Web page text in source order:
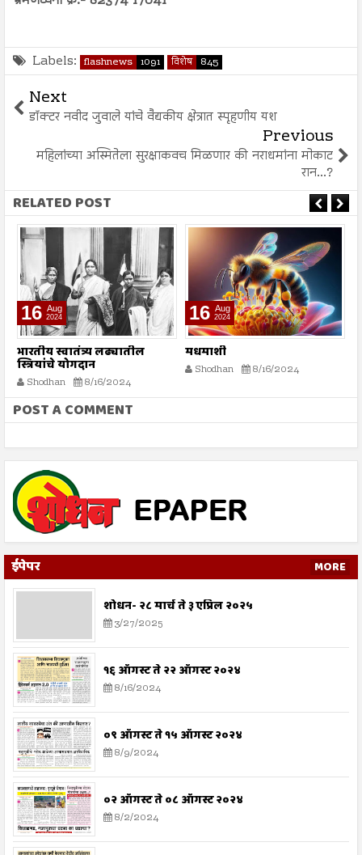
Labels: flashnews 1091 विशेष 845
Next
डॉक्टर नवीद जुवाले यांचे वैद्यकीय क्षेत्रात स्पृहणीय यश
Previous
महिलांच्या अस्मितेला सुरक्षाकवच मिळणार की नराधमांना मोकाट
रान...?
RELATED POST
16 Aug
2024
भारतीय स्वातंत्र्य लढ्यातील
स्त्रियांचे योगदान
Shodhan 8/16/2024
16 Aug
2024
मधमाशी
Shodhan 8/16/2024
POST A COMMENT
ईपेपर MORE
शोधन- २८ मार्च ते ३ एप्रिल २०२५
3/27/2025
१६ ऑगस्ट ते २२ ऑगस्ट २०२४
8/16/2024
०९ ऑगस्ट ते १५ ऑगस्ट २०२४
8/9/2024
०२ ऑगस्ट ते ०८ ऑगस्ट २०२४
8/2/2024